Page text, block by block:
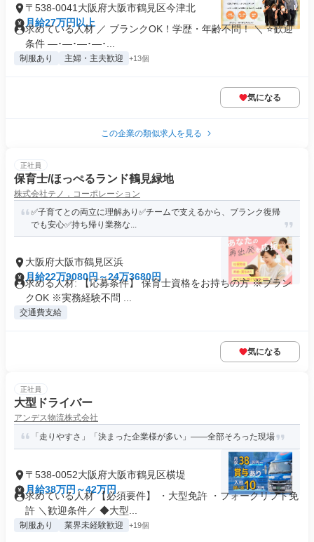
〒538-0041大阪府大阪市鶴見区今津北
月給27万円以上
求めている人材 ／ ブランクOK！学歴・年齢不問！ ＼ ⭐歓迎
条件 ―･―･―･―･...
制服あり 主婦・主夫歓迎 +13個
気になる
この企業の類似求人を見る
正社員
保育士/ほっぺるランド鶴見緑地
株式会社テノ．コーポレーション
✅️子育てとの両立に理解あり✅️チームで支えるから、ブランク復帰
でも安心✅️持ち帰り業務な...
大阪府大阪市鶴見区浜
月給22万9080円～24万3680円
求める人材: 【応募条件】 保育士資格をお持ちの方 ※ブラン
クOK ※実務経験不問 ...
交通費支給
気になる
正社員
大型ドライバー
アンデス物流株式会社
「走りやすさ」「決まった企業様が多い」――全部そろった現場
〒538-0052大阪府大阪市鶴見区横堤
月給38万円～42万円
求めている人材 【必須要件】 ・大型免許 ・フォークリフト免
許 ＼歓迎条件／ ◆大型...
制服あり 業界未経験歓迎 +19個